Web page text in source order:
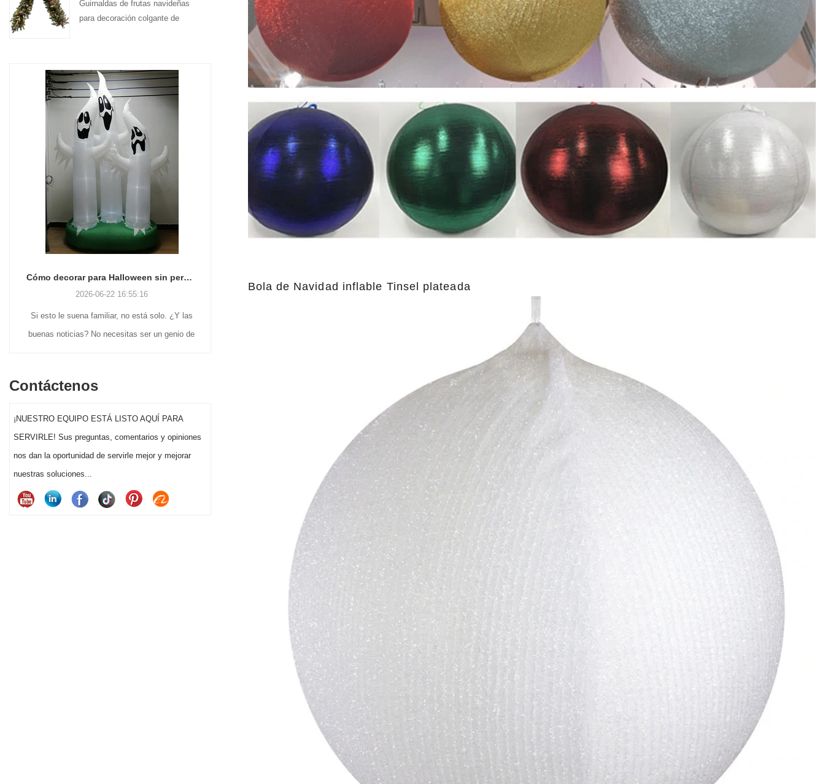
Guirnaldas de frutas navideñas
para decoración colgante de
Cómo decorar para Halloween sin perder la cabeza (o el fin de semana)
2026-06-22 16:55:16
Si esto le suena familiar, no está solo. ¿Y las
buenas noticias? No necesitas ser un genio de
delantero realmente destaque este año.
exhibidores inflables gigantes, cada estilo
atiende a un segmento de clientes diferente.
Elegir la decoración de Papá Noel adecuada
puede afectar significativamente las ventas
navideñas y la satisfacción del consumidor.
2026-05-22 15:37:50
Contáctenos
¡NUESTRO EQUIPO ESTÁ LISTO AQUÍ PARA
SERVIRLE! Sus preguntas, comentarios y opiniones
nos dan la oportunidad de servirle mejor y mejorar
nuestras soluciones...
Bola de Navidad inflable Tinsel plateada